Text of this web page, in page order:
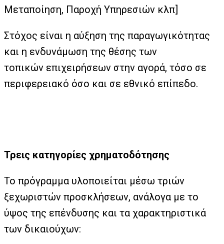
Μεταποίηση, Παροχή Υπηρεσιών κλπ]
Στόχος είναι η αύξηση της παραγωγικότητας
και η ενδυνάμωση της θέσης των
τοπικών επιχειρήσεων στην αγορά, τόσο σε
περιφερειακό όσο και σε εθνικό επίπεδο.
Τρεις κατηγορίες χρηματοδότησης
Το πρόγραμμα υλοποιείται μέσω τριών
ξεχωριστών προσκλήσεων, ανάλογα με το
ύψος της επένδυσης και τα χαρακτηριστικά
των δικαιούχων: